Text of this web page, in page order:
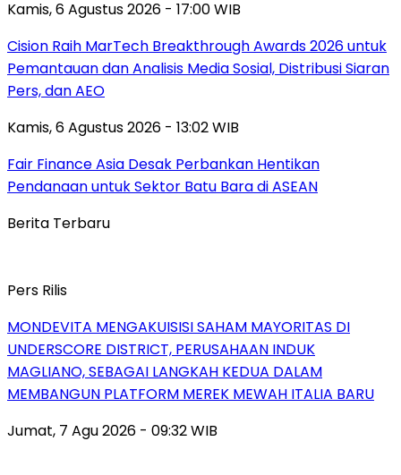
Kamis, 6 Agustus 2026 - 17:00 WIB
Cision Raih MarTech Breakthrough Awards 2026 untuk
Pemantauan dan Analisis Media Sosial, Distribusi Siaran
Pers, dan AEO
Kamis, 6 Agustus 2026 - 13:02 WIB
Fair Finance Asia Desak Perbankan Hentikan
Pendanaan untuk Sektor Batu Bara di ASEAN
Berita Terbaru
Pers Rilis
MONDEVITA MENGAKUISISI SAHAM MAYORITAS DI
UNDERSCORE DISTRICT, PERUSAHAAN INDUK
MAGLIANO, SEBAGAI LANGKAH KEDUA DALAM
MEMBANGUN PLATFORM MEREK MEWAH ITALIA BARU
Jumat, 7 Agu 2026 - 09:32 WIB